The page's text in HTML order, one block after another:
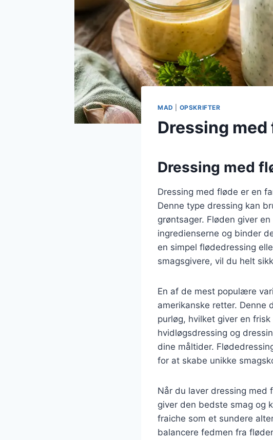
MAD OPSKRIFTER
Dressing
Dressing med
Dressing med fløde er en
Denne type dressing kan
grøntsager. Fløden giver
ingredienserne og binder
en simpel flødedressing
smagsgivere, vil du helt
En af de mest populære
amerikanske retter. Denne
purløg, hvilket giver en
hvidløgsdressing og
dine måltider.
for at skabe unikke
Når du laver dressing
giver den bedste smag og
fraiche som et sundere
balancere fedmen fra